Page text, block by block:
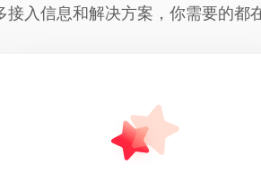
接入信息和解决方案，你需要的都